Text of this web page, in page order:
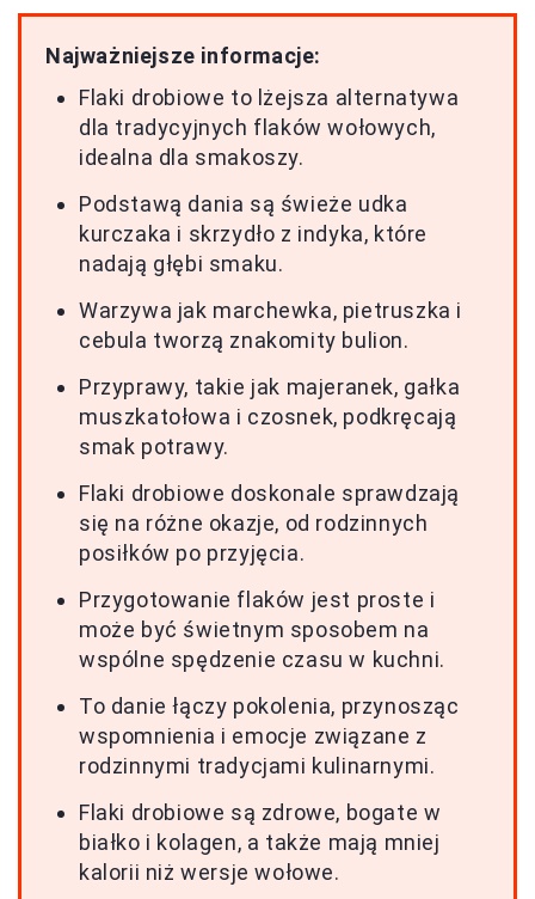
Najważniejsze informacje:
Flaki drobiowe to lżejsza alternatywa
dla tradycyjnych flaków wołowych,
idealna dla smakoszy.
Podstawą dania są świeże udka
kurczaka i skrzydło z indyka, które
nadają głębi smaku.
Warzywa jak marchewka, pietruszka i
cebula tworzą znakomity bulion.
Przyprawy, takie jak majeranek, gałka
muszkatołowa i czosnek, podkręcają
smak potrawy.
Flaki drobiowe doskonale sprawdzają
się na różne okazje, od rodzinnych
posiłków po przyjęcia.
Przygotowanie flaków jest proste i
może być świetnym sposobem na
wspólne spędzenie czasu w kuchni.
To danie łączy pokolenia, przynosząc
wspomnienia i emocje związane z
rodzinnymi tradycjami kulinarnymi.
Flaki drobiowe są zdrowe, bogate w
białko i kolagen, a także mają mniej
kalorii niż wersje wołowe.